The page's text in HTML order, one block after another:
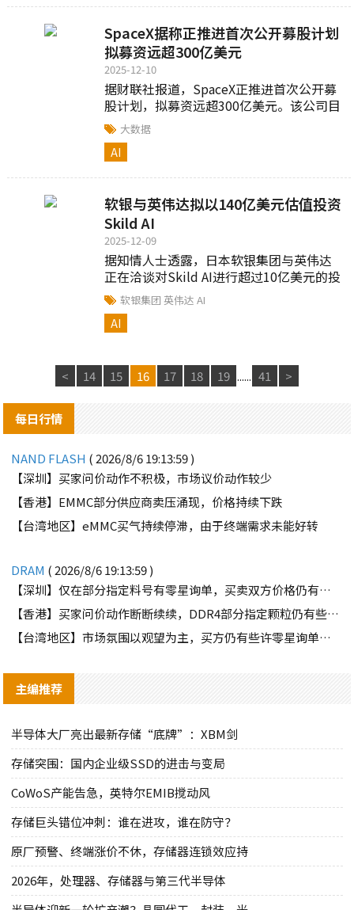
SpaceX据称正推进首次公开募股计划
拟募资远超300亿美元
2025-12-10
据财联社报道，SpaceX正推进首次公开募
股计划，拟募资远超300亿美元。该公司目
标整体估值约1.5万亿美元，并计划最快于
2026年中后期上市...
大数据
AI
软银与英伟达拟以140亿美元估值投资
Skild AI
2025-12-09
据知情人士透露，日本软银集团与英伟达
正在洽谈对Skild AI进行超过10亿美元的投
资，预计该公司的估值将达到约140亿美
元...
软银集团 英伟达AI
AI
< 14 15 16 17 18 19 ...... 41 >
每日行情
NAND FLASH ( 2026/8/6 19:13:59 )
【深圳】买家问价动作不积极，市场议价动作较少
【香港】EMMC部分供应商卖压涌现，价格持续下跌
【台湾地区】eMMC买气持续停滞，由于终端需求未能好转
DRAM ( 2026/8/6 19:13:59 )
【深圳】仅在部分指定料号有零星询单，买卖双方价格仍有差距
【香港】买家问价动作断断续续，DDR4部分指定颗粒仍有些许询单
【台湾地区】市场氛围以观望为主，买方仍有些许零星询单释出
主编推荐
半导体大厂亮出最新存储“底牌”：XBM剑
存储突围：国内企业级SSD的进击与变局
CoWoS产能告急，英特尔EMIB搅动风
存储巨头错位冲刺：谁在进攻，谁在防守？
原厂预警、终端涨价不休，存储器连锁效应持
2026年，处理器、存储器与第三代半导体